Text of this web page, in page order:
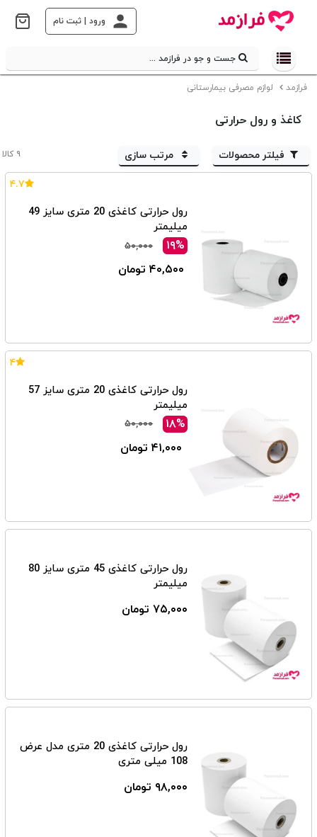
ورود | ثبت نام
جست و جو در فرازمد ...
فرازمد لوازم مصرفی بیمارستانی
کاغذ و رول حرارتی
فیلتر محصولات مرتب سازی ۹ کالا
رول حرارتی کاغذی 20 متری سایز 49
میلیمتر
۱۹% ۵۰,۰۰۰
۴۰,۵۰۰ تومان
۴.۷
رول حرارتی کاغذی 20 متری سایز 57
میلیمتر
۱۸% ۵۰,۰۰۰
۴۱,۰۰۰ تومان
۴
رول حرارتی کاغذی 45 متری سایز 80
میلیمتر
۷۵,۰۰۰ تومان
رول حرارتی کاغذی 20 متری مدل عرض
108 میلی متری
۹۸,۰۰۰ تومان